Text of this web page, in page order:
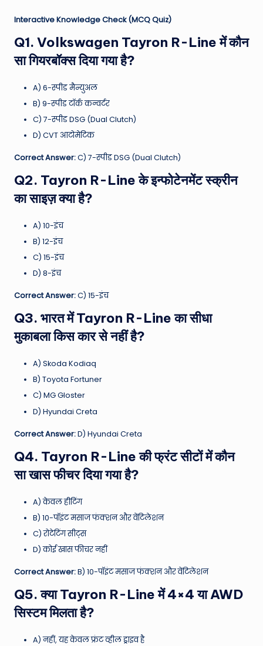
Interactive Knowledge Check (MCQ Quiz)
Q1. Volkswagen Tayron R-Line में कौन
सा गियरबॉक्स दिया गया है?
A) 6-स्पीड मैन्युअल
B) 9-स्पीड टॉर्क कन्वर्टर
C) 7-स्पीड DSG (Dual Clutch)
D) CVT आटोमेटिक
Correct Answer:C) 7-स्पीड DSG (Dual Clutch)
Q2. Tayron R-Line के इन्फोटेनमेंट स्क्रीन
का साइज़ क्या है?
A) 10-इंच
B) 12-इंच
C) 15-इंच
D) 8-इंच
Correct Answer:C) 15-इंच
Q3. भारत में Tayron R-Line का सीधा
मुकाबला किस कार से नहीं है?
A) Skoda Kodiaq
B) Toyota Fortuner
C) MG Gloster
D) Hyundai Creta
Correct Answer:D) Hyundai Creta
Q4. Tayron R-Line की फ्रंट सीटों में कौन
सा खास फीचर दिया गया है?
A) केवल हीटिंग
B) 10-पॉइंट मसाज फंक्शन और वेंटिलेशन
C) रोटेटिंग सीट्स
D) कोई खास फीचर नहीं
Correct Answer:B) 10-पॉइंट मसाज फंक्शन और वेंटिलेशन
Q5. क्या Tayron R-Line में 4×4 या AWD
सिस्टम मिलता है?
A) नहीं, यह केवल फ्रंट व्हील ड्राइव है